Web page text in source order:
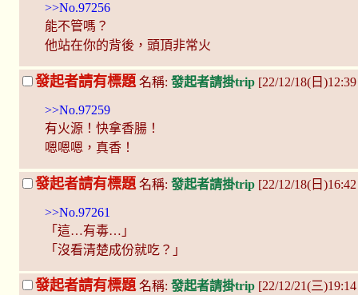
>>No.97256
能不管嗎？
他站在你的背後，頭頂非常火
發起者請有標題 名稱: 發起者請掛trip [22/12/18(日
>>No.97259
有火源！快拿香腸！
嗯嗯嗯，真香！
發起者請有標題 名稱: 發起者請掛trip [22/12/18(日
>>No.97261
「這…有毒…」
「沒看清楚成份就吃？」
發起者請有標題 名稱: 發起者請掛trip [22/12/21(三